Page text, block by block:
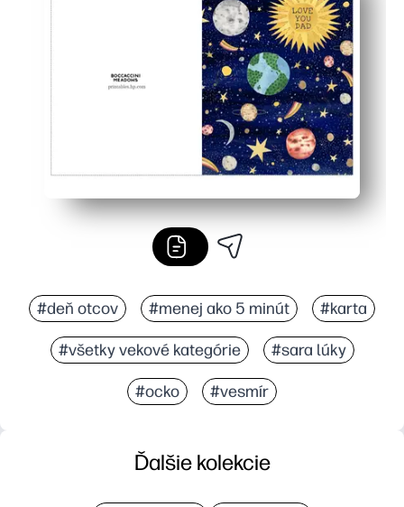
#deň otcov #menej ako 5 minút #karta
#všetky vekové kategórie #sara lúky
#ocko #vesmír
Ďalšie kolekcie